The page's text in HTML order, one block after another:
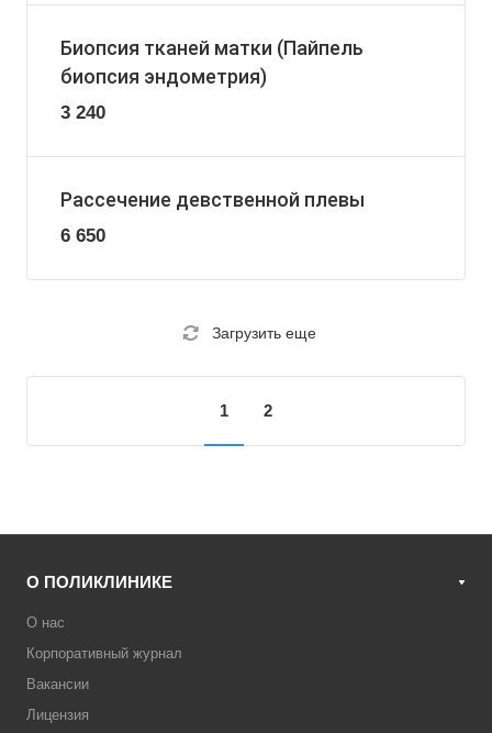
Биопсия тканей матки (Пайпель
биопсия эндометрия)
3 240
Рассечение девственной плевы
6 650
Загрузить еще
1 2
О ПОЛИКЛИНИКЕ
О нас
Корпоративный журнал
Вакансии
Лицензия